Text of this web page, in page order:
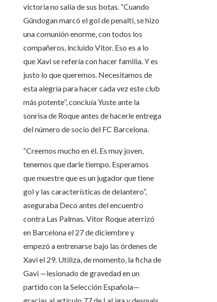
victoria no salía de sus botas. “Cuando
Gündogan marcó el gol de penalti, se hizo
una comunión enorme, con todos los
compañeros, incluido Vitor. Eso es a lo
que Xavi se refería con hacer familia. Y es
justo lo que queremos. Necesitamos de
esta alegría para hacer cada vez este club
más potente”, concluía Yuste ante la
sonrisa de Roque antes de hacerle entrega
del número de socio del FC Barcelona.
“Creemos mucho en él. Es muy joven,
tenemos que darle tiempo. Esperamos
que muestre que es un jugador que tiene
gol y las características de delantero”,
aseguraba Deco antes del encuentro
contra Las Palmas. Vitor Roque aterrizó
en Barcelona el 27 de diciembre y
empezó a entrenarse bajo las órdenes de
Xavi el 29. Utiliza, de momento, la ficha de
Gavi —lesionado de gravedad en un
partido con la Selección Española—